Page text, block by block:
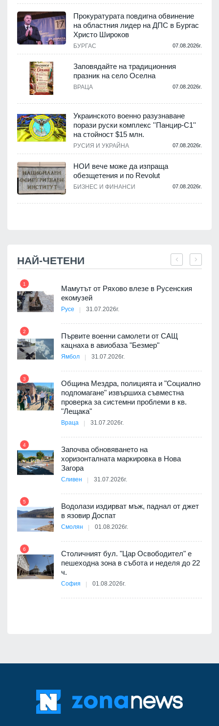
Прокуратурата повдигна обвинение
на областния лидер на ДПС в Бургас
Христо Широков
БУРГАС 07.08.2026г.
Заповядайте на традиционния
празник на село Оселна
ВРАЦА 07.08.2026г.
Украинското военно разузнаване
порази руски комплекс ''Панцир-С1''
на стойност $15 млн.
РУСИЯ И УКРАЙНА 07.08.2026г.
НОИ вече може да изпраща
обезщетения и по Revolut
БИЗНЕС И ФИНАНСИ 07.08.2026г.
НАЙ-ЧЕТЕНИ
1
Мамутът от Ряхово влезе в Русенския
екомузей
Русе 31.07.2026г.
2
Първите военни самолети от САЩ
кацнаха в авиобаза "Безмер"
Ямбол 31.07.2026г.
3
Община Мездра, полицията и "Социално
подпомагане" извършиха съвместна
проверка за системни проблеми в кв.
"Лещака"
Враца 31.07.2026г.
4
Започва обновяването на
хоризонталната маркировка в Нова
Загора
Сливен 31.07.2026г.
5
Водолази издирват мъж, паднал от джет
в язовир Доспат
Смолян 01.08.2026г.
6
Столичният бул. "Цар Освободител" е
пешеходна зона в събота и неделя до 22
ч.
София 01.08.2026г.